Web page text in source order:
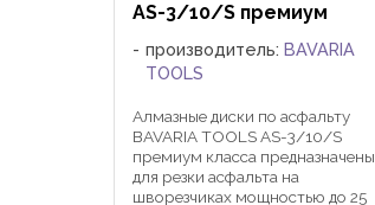
AS-3/10/S премиум
производитель:BAVARIA
TOOLS
Алмазные диски по асфальту
BAVARIA TOOLS AS-3/10/S
премиум класса предназначены
для резки асфальта на
шворезчиках мощностью до 25